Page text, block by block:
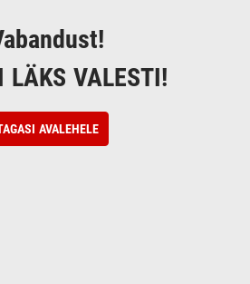
LÄKS VALESTI!
AVALEHELE